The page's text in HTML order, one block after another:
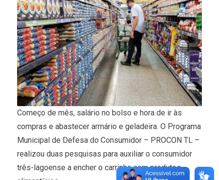
Começo de mês, salário no bolso e hora de ir às
compras e abastecer armário e geladeira. O Programa
Municipal de Defesa do Consumidor – PROCON TL –
realizou duas pesquisas para auxiliar o consumidor
três-lagoense a encher o carrinho com produtos